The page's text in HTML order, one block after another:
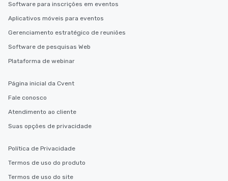
Software para inscrições em eventos
Aplicativos móveis para eventos
Gerenciamento estratégico de reuniões
Software de pesquisas Web
Plataforma de webinar
Página inicial da Cvent
Fale conosco
Atendimento ao cliente
Suas opções de privacidade
Política de Privacidade
Termos de uso do produto
Termos de uso do site